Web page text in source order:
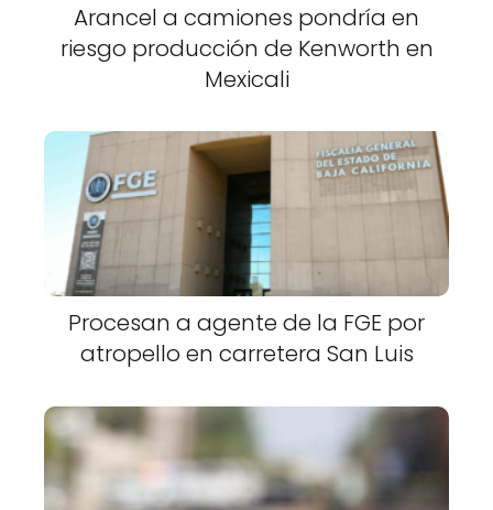
Arancel a camiones pondría en
riesgo producción de Kenworth en
Mexicali
Procesan a agente de la FGE por
atropello en carretera San Luis